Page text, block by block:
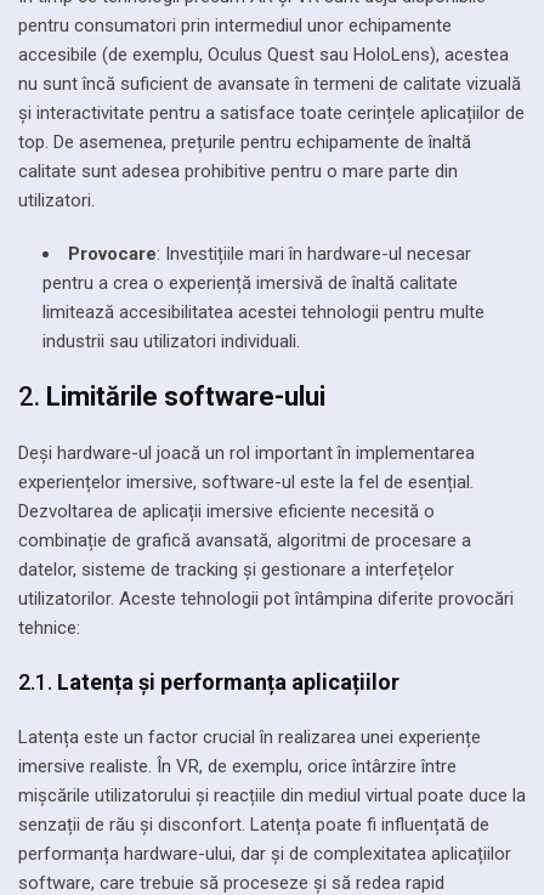
pentru consumatori prin intermediul unor echipamente
accesibile (de exemplu, Oculus Quest sau HoloLens), acestea
nu sunt încă suficient de avansate în termeni de calitate vizuală
și interactivitate pentru a satisface toate cerințele aplicațiilor de
top. De asemenea, prețurile pentru echipamente de înaltă
calitate sunt adesea prohibitive pentru o mare parte din
utilizatori.
Provocare: Investițiile mari în hardware-ul necesar
pentru a crea o experiență imersivă de înaltă calitate
limitează accesibilitatea acestei tehnologii pentru multe
industrii sau utilizatori individuali.
2. Limitările software-ului
Deși hardware-ul joacă un rol important în implementarea
experiențelor imersive, software-ul este la fel de esențial.
Dezvoltarea de aplicații imersive eficiente necesită o
combinație de grafică avansată, algoritmi de procesare a
datelor, sisteme de tracking și gestionare a interfețelor
utilizatorilor. Aceste tehnologii pot întâmpina diferite provocări
tehnice:
2.1. Latența și performanța aplicațiilor
Latența este un factor crucial în realizarea unei experiențe
imersive realiste. În VR, de exemplu, orice întârzire între
mișcările utilizatorului și reacțiile din mediul virtual poate duce la
senzații de rău și disconfort. Latența poate fi influențată de
performanța hardware-ului, dar și de complexitatea aplicațiilor
software, care trebuie să proceseze și să redea rapid